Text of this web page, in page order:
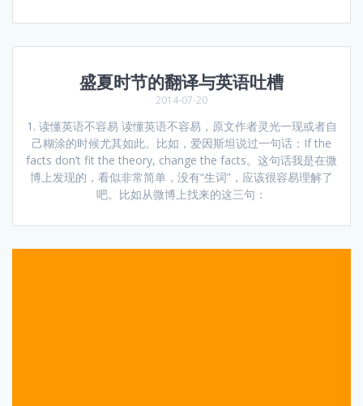
盛夏时节的翻译与英语吐槽
2014-07-20
1. 读懂英语不容易 读懂英语不容易，原文作者灵光一现或者自
己糊涂的时候尤其如此。比如，爱因斯坦说过一句话：If the
facts don’t fit the theory, change the facts。这句话我是在微
博上发现的，看似非常简单，没有“生词”，应该很容易理解了
吧。比如从微博上找来的这三句：